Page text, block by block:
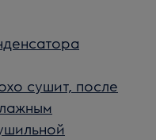
сушит, после